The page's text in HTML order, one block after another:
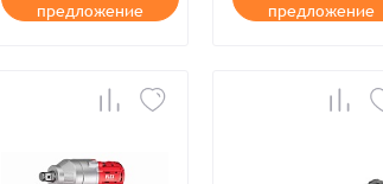
предложение
предложение